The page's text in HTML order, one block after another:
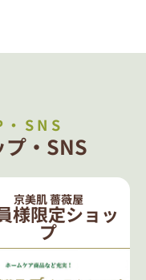
SNS
・SNS
京美肌 薔薇屋
様限定ショッ
プ